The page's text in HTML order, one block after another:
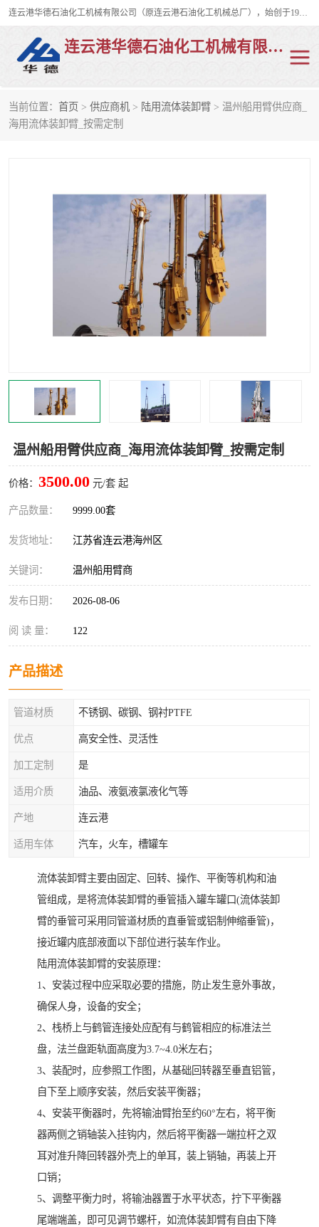
连云港华德石油化工机械有限公司（原连云港石油化工机械总厂），始创于1982年，是从事码头船用流体装卸臂、陆用流体装卸臂（鹤管）、活动梯、钢构平台、定量装车系统等全系列流体装卸设备的设计、制造、销售以及服务的专业供应商。
连云港华德石油化工机械有限公司
当前位置： 首页 > 供应商机 > 陆用流体装卸臂 > 温州船用臂供应商_
海用流体装卸臂_按需定制
温州船用臂供应商_海用流体装卸臂_按需定制
价格： 3500.00 元/套 起
产品数量： 9999.00套
发货地址： 江苏省连云港海州区
关键词： 温州船用臂商
发布日期： 2026-08-06
阅 读 量： 122
产品描述
管道材质 不锈钢、碳钢、钢衬PTFE
优点 高安全性、灵活性
加工定制 是
适用介质 油品、液氨液氯液化气等
产地 连云港
适用车体 汽车，火车，槽罐车
流体装卸臂主要由固定、回转、操作、平衡等机构和油
管组成，是将流体装卸臂的垂管插入罐车罐口(流体装卸
臂的垂管可采用同管道材质的直垂管或铝制伸缩垂管)，
接近罐内底部液面以下部位进行装车作业。
陆用流体装卸臂的安装原理：
1、安装过程中应采取必要的措施，防止发生意外事故，
确保人身，设备的安全；
2、栈桥上与鹤管连接处应配有与鹤管相应的标准法兰
盘，法兰盘距轨面高度为3.7~4.0米左右；
3、装配时，应参照工作图，从基础回转器至垂直铝管，
自下至上顺序安装，然后安装平衡器；
4、安装平衡器时，先将输油臂抬至约60°左右，将平衡
器两侧之销轴装入挂钩内，然后将平衡器一端拉杆之双
耳对准升降回转器外壳上的单耳，装上销轴，再装上开
口销；
5、调整平衡力时，将输油器置于水平状态，拧下平衡器
尾端端盖，即可见调节螺杆，如流体装卸臂有自由下降
陆用流体装卸臂
LNG鹤管 活动梯
卸车鹤管
输油臂
火车鹤管
汽车鹤管 顶部鹤管
浮动出油装置